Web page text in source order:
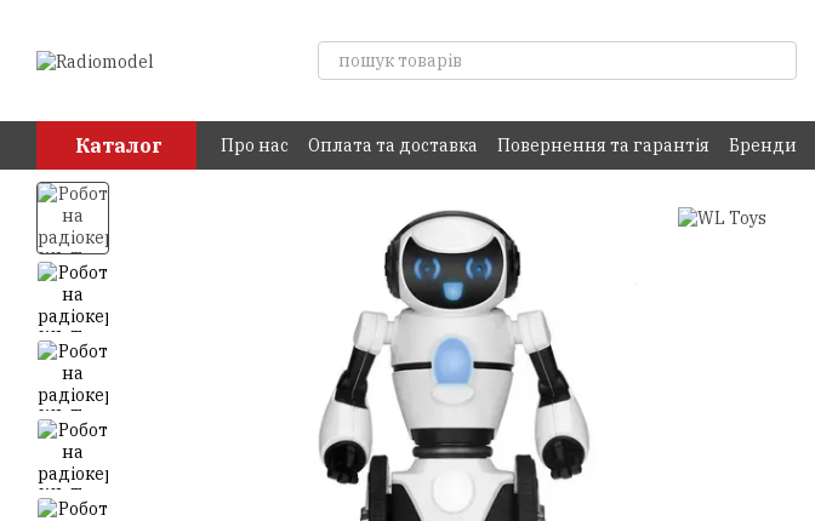
Каталог Про нас Оплата та доставка Повернення та гарантія Бренди